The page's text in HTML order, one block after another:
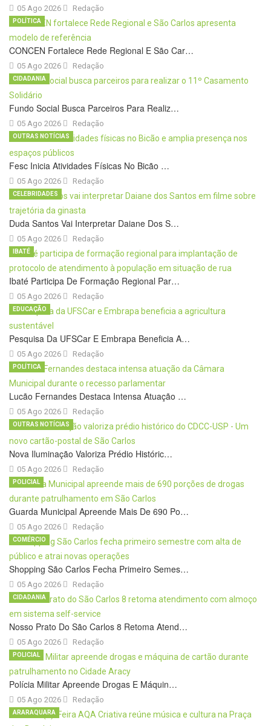
05 Ago 2026 Redação
CONCEN Fortalece Rede Regional E São Car…
05 Ago 2026
POLÍTICA
Redação
Fundo Social Busca Parceiros Para Realiz…
05 Ago 2026
CIDADANIA
Redação
Fesc Inicia Atividades Físicas No Bicão …
05 Ago 2026
OUTRAS NOTÍCIAS
Redação
Duda Santos Vai Interpretar Daiane Dos S…
05 Ago 2026
CELEBRIDADES
Redação
Ibaté Participa De Formação Regional Par…
05 Ago 2026
IBATÉ
Redação
Pesquisa Da UFSCar E Embrapa Beneficia A…
05 Ago 2026
EDUCAÇÃO
Redação
Lucão Fernandes Destaca Intensa Atuação …
05 Ago 2026
POLÍTICA
Redação
Nova Iluminação Valoriza Prédio Históric…
05 Ago 2026
OUTRAS NOTÍCIAS
Redação
Guarda Municipal Apreende Mais De 690 Po…
05 Ago 2026
POLICIAL
Redação
Shopping São Carlos Fecha Primeiro Semes…
05 Ago 2026
COMÉRCIO
Redação
Nosso Prato Do São Carlos 8 Retoma Atend…
05 Ago 2026
CIDADANIA
Redação
Polícia Militar Apreende Drogas E Máquin…
05 Ago 2026
POLICIAL
Redação
ARARAQUARA